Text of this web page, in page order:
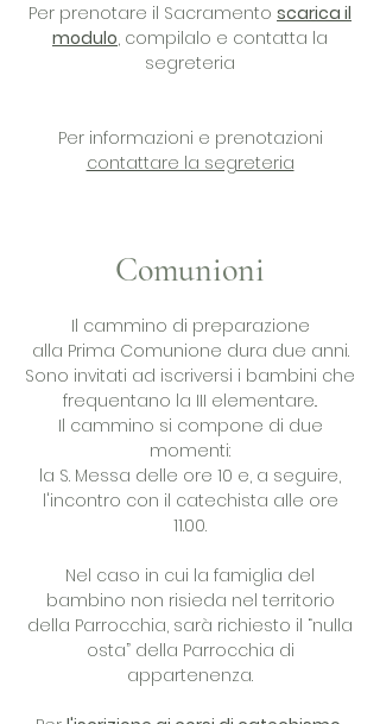
Per prenotare il Sacramento scarica il
modulo, compilalo e contatta la
segreteria
Per informazioni e prenotazioni
contattare la segreteria
Comunioni
Il cammino di preparazione
alla Prima Comunione dura due anni.
Sono invitati ad iscriversi i bambini che
frequentano la III elementare..
Il cammino si compone di due
momenti:
la S. Messa delle ore 10 e, a seguire,
l'incontro con il catechista alle ore
11.00.
Nel caso in cui la famiglia del
bambino non risieda nel territorio
della Parrocchia, sarà richiesto il “nulla
osta” della Parrocchia di
appartenenza.